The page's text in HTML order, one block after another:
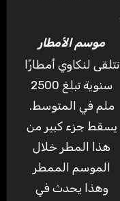
موسم الأمطار
تتلقى لنكاوي أمطارًا
سنوية تبلغ 2500
ملم في المتوسط.
يسقط جزء كبير من
هذا المطر خلال
الموسم الممطر
وهذا يحدث في